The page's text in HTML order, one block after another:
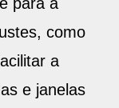
como
a
e janelas